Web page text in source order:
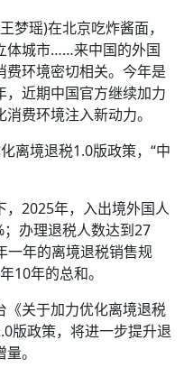
梦瑶)在北京吃炸酱面，
体城市……来中国的外国
环境密切相关。今年是
，近期中国官方继续加力
费环境注入新动力。
离境退税1.0版政策，“中
2025年，入出境外国人
办理退税人数达到27
一年的离境退税销售规
10年的总和。
《关于加力优化离境退税
版政策，将进一步提升退
。